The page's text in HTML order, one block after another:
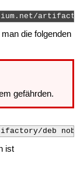
die folgenden
gefährden.
deb
ist